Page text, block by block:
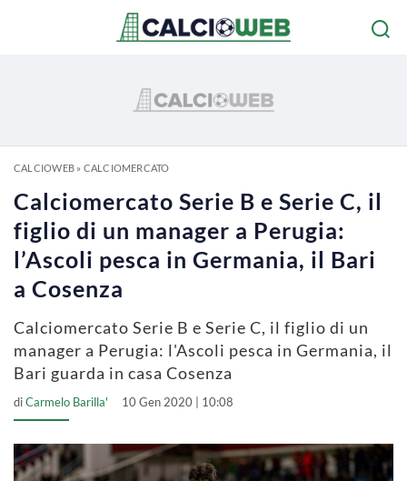
CALCIOWEB» CALCIOMERCATO
Calciomercato Serie B e Serie C, il
figlio di un manager a Perugia:
l’Ascoli pesca in Germania, il Bari
a Cosenza
Calciomercato Serie B e Serie C, il figlio di un
manager a Perugia: l'Ascoli pesca in Germania, il
Bari guarda in casa Cosenza
diCarmelo Barilla' 10 Gen 2020 | 10:08